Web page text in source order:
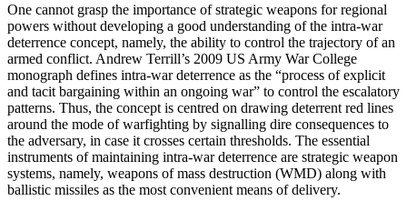
One cannot grasp the importance of stra­tegic weapons for regional
powers without developing a good understanding of the intra-war
deterrence concept, namely, the ability to control the trajectory of an
armed conflict. Andrew Terrill’s 2009 US Army War College
monograph defines intra-war deterrence as the “process of explicit
and tacit bargaining within an ongoing war” to control the escalatory
patterns. Thus, the concept is centred on drawing deterrent red lines
around the mode of warfighting by signalling dire consequences to
the adver­sary, in case it crosses certain thresholds. The essential
instruments of maintaining intra-war deterrence are strategic weapon
systems, namely, weapons of mass destruc­tion (WMD) along with
ballistic missiles as the most convenient means of delivery.